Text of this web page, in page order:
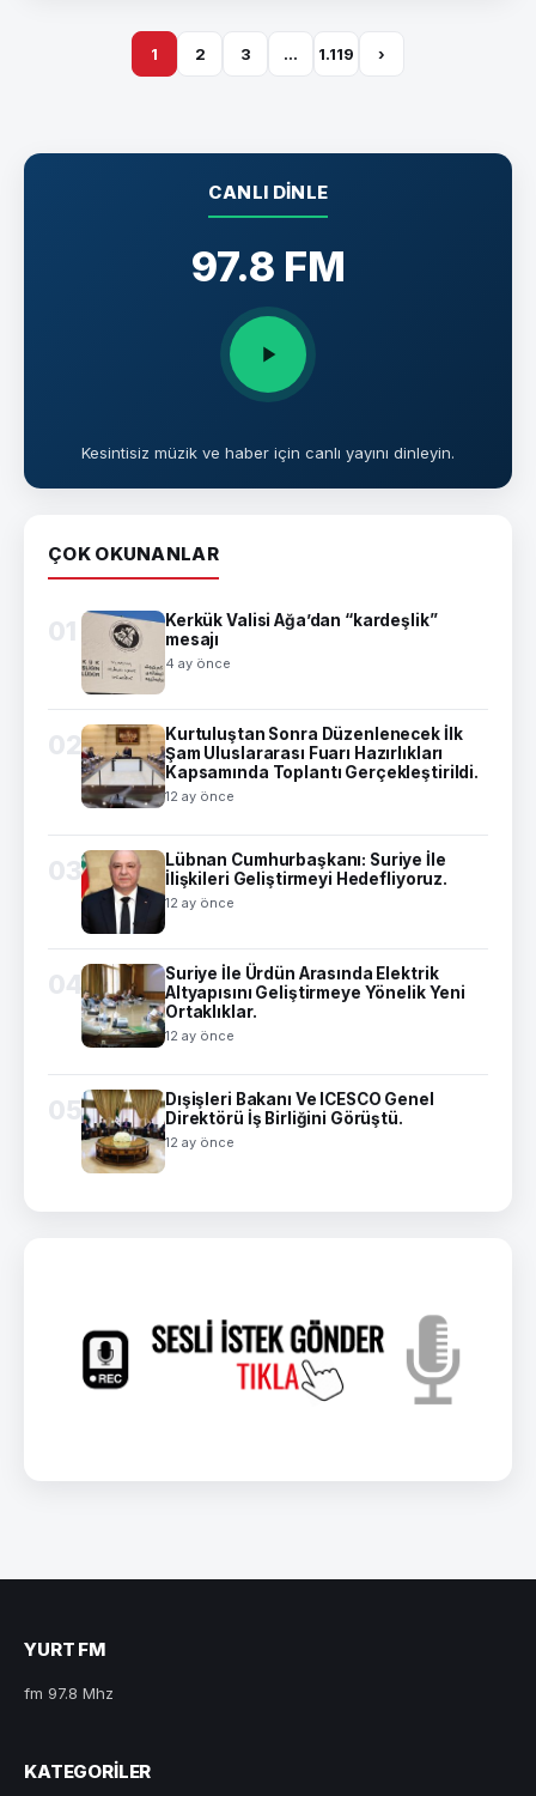
1 2 3 … 1.119 ›
CANLI DINLE
97.8 FM
Kesintisiz müzik ve haber için canlı yayını dinleyin.
ÇOK OKUNANLAR
01
Kerkük Valisi Ağa’dan “kardeşlik”
mesajı
4 ay önce
02
Kurtuluştan Sonra Düzenlenecek İlk
Şam Uluslararası Fuarı Hazırlıkları
Kapsamında Toplantı Gerçekleştirildi.
12 ay önce
03
Lübnan Cumhurbaşkanı: Suriye İle
İlişkileri Geliştirmeyi Hedefliyoruz.
12 ay önce
04
Suriye İle Ürdün Arasında Elektrik
Altyapısını Geliştirmeye Yönelik Yeni
Ortaklıklar.
12 ay önce
05
Dışişleri Bakanı Ve ICESCO Genel
Direktörü İş Birliğini Görüştü.
12 ay önce
YURT FM
fm 97.8 Mhz
KATEGORILER